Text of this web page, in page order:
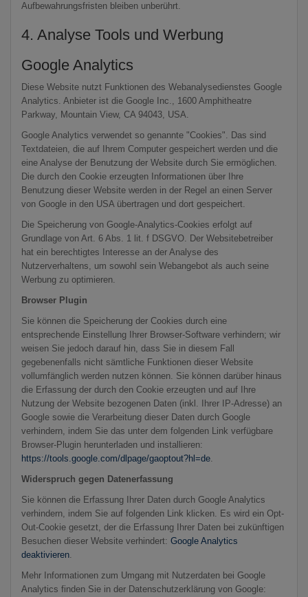
Aufbewahrungsfristen bleiben unberührt.
4. Analyse Tools und Werbung
Google Analytics
Diese Website nutzt Funktionen des Webanalysedienstes Google
Analytics. Anbieter ist die Google Inc., 1600 Amphitheatre
Parkway, Mountain View, CA 94043, USA.
Google Analytics verwendet so genannte "Cookies". Das sind
Textdateien, die auf Ihrem Computer gespeichert werden und die
eine Analyse der Benutzung der Website durch Sie ermöglichen.
Die durch den Cookie erzeugten Informationen über Ihre
Benutzung dieser Website werden in der Regel an einen Server
von Google in den USA übertragen und dort gespeichert.
Die Speicherung von Google-Analytics-Cookies erfolgt auf
Grundlage von Art. 6 Abs. 1 lit. f DSGVO. Der Websitebetreiber
hat ein berechtigtes Interesse an der Analyse des
Nutzerverhaltens, um sowohl sein Webangebot als auch seine
Werbung zu optimieren.
Browser Plugin
Sie können die Speicherung der Cookies durch eine
entsprechende Einstellung Ihrer Browser-Software verhindern; wir
weisen Sie jedoch darauf hin, dass Sie in diesem Fall
gegebenenfalls nicht sämtliche Funktionen dieser Website
vollumfänglich werden nutzen können. Sie können darüber hinaus
die Erfassung der durch den Cookie erzeugten und auf Ihre
Nutzung der Website bezogenen Daten (inkl. Ihrer IP-Adresse) an
Google sowie die Verarbeitung dieser Daten durch Google
verhindern, indem Sie das unter dem folgenden Link verfügbare
Browser-Plugin herunterladen und installieren:
https://tools.google.com/dlpage/gaoptout?hl=de.
Widerspruch gegen Datenerfassung
Sie können die Erfassung Ihrer Daten durch Google Analytics
verhindern, indem Sie auf folgenden Link klicken. Es wird ein Opt-
Out-Cookie gesetzt, der die Erfassung Ihrer Daten bei zukünftigen
Besuchen dieser Website verhindert: Google Analytics
deaktivieren.
Mehr Informationen zum Umgang mit Nutzerdaten bei Google
Analytics finden Sie in der Datenschutzerklärung von Google: